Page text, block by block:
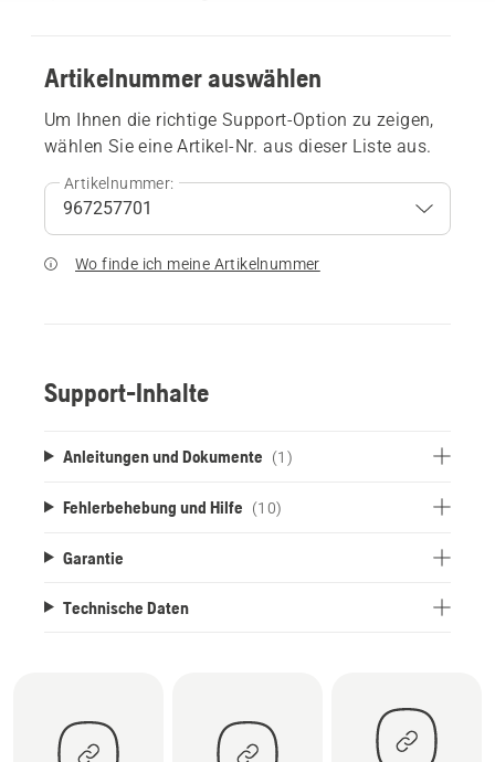
Artikelnummer auswählen
Um Ihnen die richtige Support-Option zu zeigen,
wählen Sie eine Artikel-Nr. aus dieser Liste aus.
Artikelnummer:
Wo finde ich meine Artikelnummer
Support-Inhalte
Anleitungen und Dokumente (1)
Fehlerbehebung und Hilfe (10)
Garantie
Technische Daten